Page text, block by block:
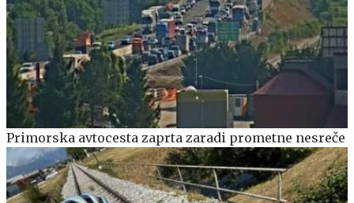
Primorska avtocesta zaprta zaradi prometne nesreče